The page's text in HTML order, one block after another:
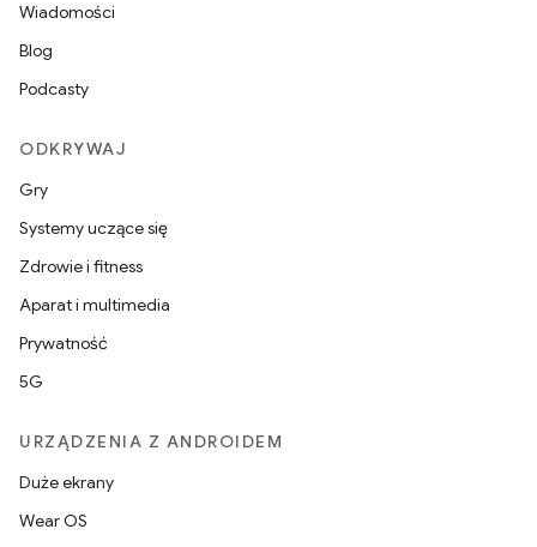
Wiadomości
Blog
Podcasty
ODKRYWAJ
Gry
Systemy uczące się
Zdrowie i fitness
Aparat i multimedia
Prywatność
5G
URZĄDZENIA Z ANDROIDEM
Duże ekrany
Wear OS